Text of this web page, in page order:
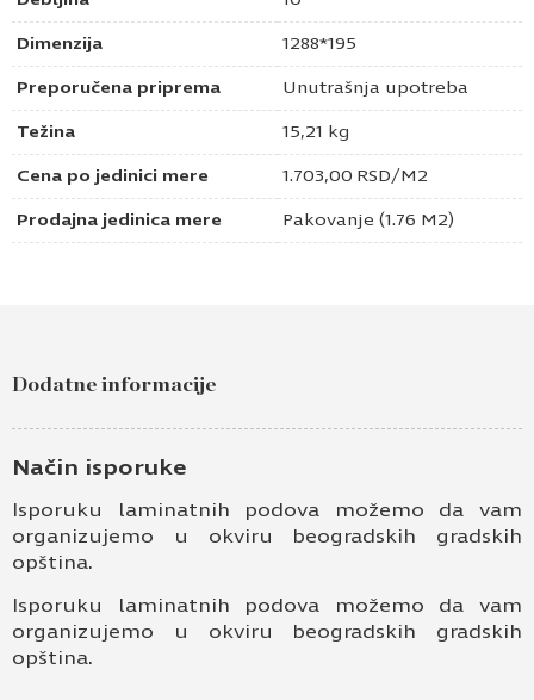
Dimenzija 1288*195
Preporučena priprema Unutrašnja upotreba
Težina 15,21 kg
Cena po jedinici mere 1.703,00 RSD/M2
Prodajna jedinica mere Pakovanje (1.76 M2)
Dodatne informacije
Način isporuke
Isporuku laminatnih podova možemo da vam
organizujemo u okviru beogradskih gradskih
opština.
Isporuku laminatnih podova možemo da vam
organizujemo u okviru beogradskih gradskih
opština.